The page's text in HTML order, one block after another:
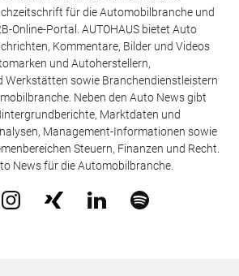
für die Automobilbranche und
Online-Portal. AUTOHAUS bietet Auto
Kommentare, Bilder und Videos
und Autoherstellern,
Werkstätten sowie Branchendienstleistern
Neben den Auto News gibt
Marktdaten und
Management-Informationen sowie
Steuern, Finanzen und Recht.
News für die Automobilbranche.